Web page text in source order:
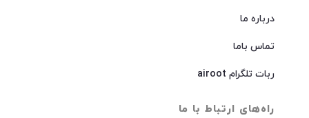
درباره ما
تماس باما
ربات تلگرام airoot
راه‌های ارتباط با ما